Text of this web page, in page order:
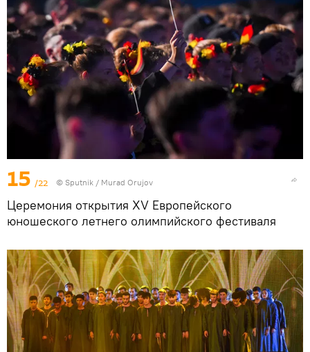
15 /22 © Sputnik / Murad Orujov
Церемония открытия XV Европейского
юношеского летнего олимпийского фестиваля